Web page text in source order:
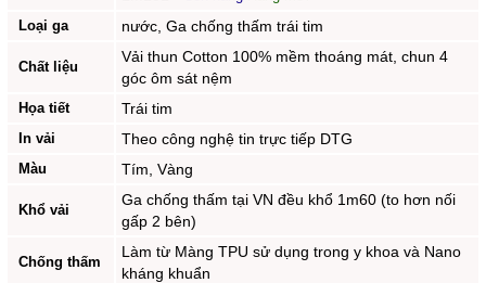
Loại ga
nước, Ga chống thấm trái tim
Chất liệu
Vải thun Cotton 100% mềm thoáng mát, chun 4
góc ôm sát nệm
Họa tiết Trái tim
In vải Theo công nghệ tin trực tiếp DTG
Màu Tím, Vàng
Khổ vải
Ga chống thấm tại VN đều khổ 1m60 (to hơn nối
gấp 2 bên)
Chống thấm
Làm từ Màng TPU sử dụng trong y khoa và Nano
kháng khuẩn